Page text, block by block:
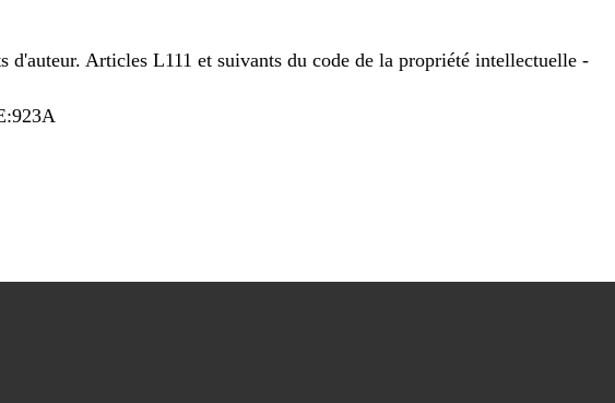
Articles L111 et suivants du code de la propriété intellectuelle -